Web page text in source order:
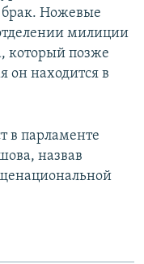
брак. Ножевые
милиции
который позже
он находится в
в парламенте
назвав